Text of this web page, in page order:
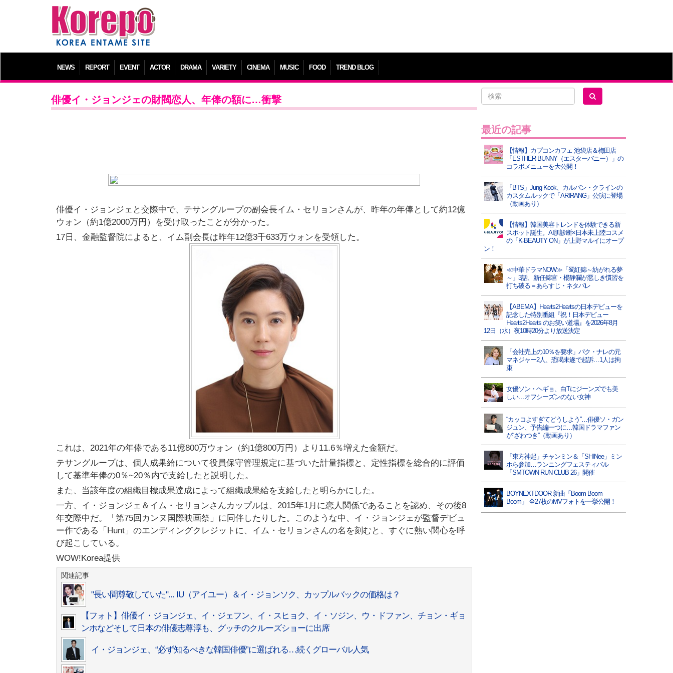
NEWS REPORT EVENT ACTOR DRAMA VARIETY CINEMA MUSIC FOOD TREND BLOG
俳優イ・ジョンジェの財閥恋人、年俸の額に…衝撃
俳優イ・ジョンジェと交際中で、テサングループの副会長イム・セリョンさんが、昨年の年俸として約12億
ウォン（約1億2000万円）を受け取ったことが分かった。
17日、金融監督院によると、イム副会長は昨年12億3千633万ウォンを受領した。
これは、2021年の年俸である11億800万ウォン（約1億800万円）より11.6％増えた金額だ。
テサングループは、個人成果給について役員保守管理規定に基づいた計量指標と、定性指標を総合的に評価
して基準年俸の0％~20％内で支給したと説明した。
また、当該年度の組織目標成果達成によって組織成果給を支給したと明らかにした。
一方、イ・ジョンジェ＆イム・セリョンさんカップルは、2015年1月に恋人関係であることを認め、その後8
年交際中だ。「第75回カンヌ国際映画祭」に同伴したりした。このような中、イ・ジョンジェが監督デビュ
ー作である「Hunt」のエンディングクレジットに、イム・セリョンさんの名を刻むと、すぐに熱い関心を呼
び起こしている。
WOW!Korea提供
関連記事
"長い間尊敬していた"... IU（アイユー）＆イ・ジョンソク、カップルバックの価格は？
【フォト】俳優イ・ジョンジェ、イ・ジェフン、イ・スヒョク、イ・ソジン、ウ・ドファン、チョン・ギョ
ンホなどそして日本の俳優志尊淳も、グッチのクルーズショーに出席
イ・ジョンジェ、“必ず知るべきな韓国俳優”に選ばれる…続くグローバル人気
最近の記事
【情報】カプコンカフェ 池袋店＆梅田店
「ESTHER BUNNY（エスターバニー）」の
コラボメニューを大公開！
「BTS」Jung Kook、カルバン・クラインの
カスタムルックで「ARIRANG」公演に登場
（動画あり）
【情報】韓国美容トレンドを体験できる新
スポット誕生。AI肌診断×日本未上陸コスメ
の「K-BEAUTY ON」が上野マルイにオープ
ン！
≪中華ドラマNOW≫「蜀紅錦～紡がれる夢
～」3話、新任錦官・楊静瀾が悪しき慣習を
打ち破る＝あらすじ・ネタバレ
【ABEMA】Hearts2Heartsの日本デビューを
記念した特別番組『祝！日本デビュー
Hearts2Hearts のお笑い道場』を2026年8月
12日（水）夜10時20分より放送決定
「会社売上の10％を要求」パク・ナレの元
マネジャー2人、恐喝未遂で起訴…1人は拘
束
女優ソン・ヘギョ、白Tにジーンズでも美
しい…オフシーズンのない女神
“カッコよすぎてどうしよう”…俳優ソ・ガン
ジュン、予告編一つに…韓国ドラマファン
が“ざわつき”（動画あり）
「東方神起」チャンミン＆「SHINee」ミン
ホら参加…ランニングフェスティバル
「SMTOWN RUN CLUB 26」開催
BOYNEXTDOOR 新曲「Boom Boom
Boom」 全27枚のMVフォトを一挙公開！